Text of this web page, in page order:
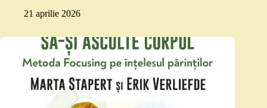
21 aprilie 2026